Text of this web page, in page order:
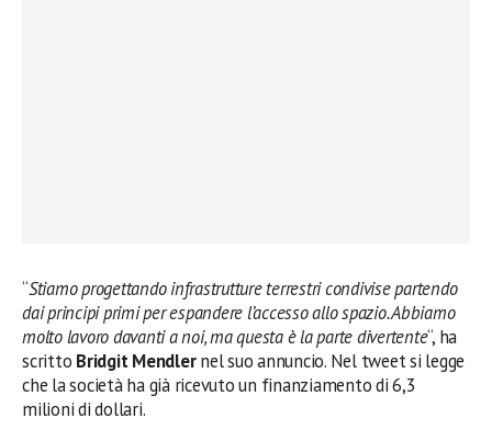
“Stiamo progettando infrastrutture terrestri condivise partendo
dai principi primi per espandere l’accesso allo spazio. Abbiamo
molto lavoro davanti a noi, ma questa è la parte divertente“, ha
scritto Bridgit Mendlernel suo annuncio. Nel tweet si legge
che la società ha già ricevuto un finanziamento di 6,3
milioni di dollari.